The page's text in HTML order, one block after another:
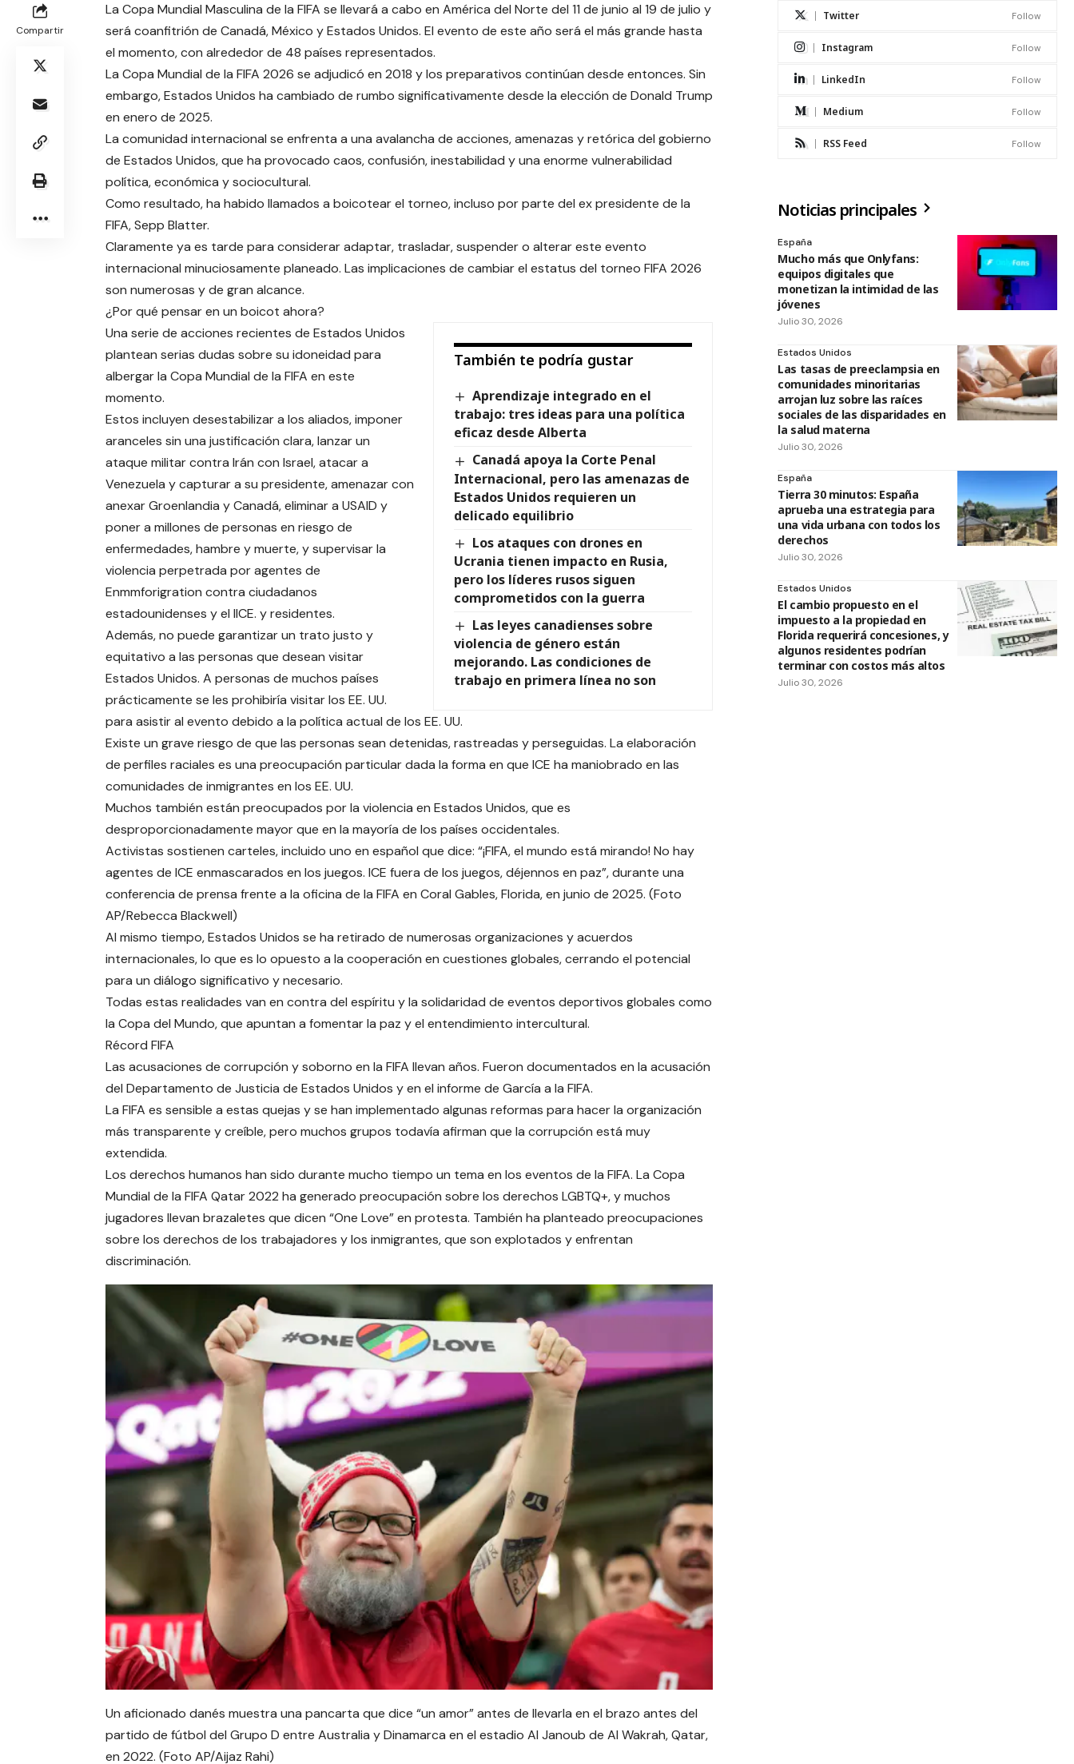
Compartir
La Copa Mundial Masculina de la FIFA se llevará a cabo en América del Norte del 11 de junio al 19 de julio y
será coanfitrión de Canadá, México y Estados Unidos. El evento de este año será el más grande hasta
el momento, con alrededor de 48 países representados.
La Copa Mundial de la FIFA 2026 se adjudicó en 2018 y los preparativos continúan desde entonces. Sin
embargo, Estados Unidos ha cambiado de rumbo significativamente desde la elección de Donald Trump
en enero de 2025.
La comunidad internacional se enfrenta a una avalancha de acciones, amenazas y retórica del gobierno
de Estados Unidos, que ha provocado caos, confusión, inestabilidad y una enorme vulnerabilidad
política, económica y sociocultural.
Como resultado, ha habido llamados a boicotear el torneo, incluso por parte del ex presidente de la
FIFA, Sepp Blatter.
Claramente ya es tarde para considerar adaptar, trasladar, suspender o alterar este evento
internacional minuciosamente planeado. Las implicaciones de cambiar el estatus del torneo FIFA 2026
son numerosas y de gran alcance.
¿Por qué pensar en un boicot ahora?
También te podría gustar
Aprendizaje integrado en el
trabajo: tres ideas para una política
eficaz desde Alberta
Canadá apoya la Corte Penal
Internacional, pero las amenazas de
Estados Unidos requieren un
delicado equilibrio
Los ataques con drones en
Ucrania tienen impacto en Rusia,
pero los líderes rusos siguen
comprometidos con la guerra
Las leyes canadienses sobre
violencia de género están
mejorando. Las condiciones de
trabajo en primera línea no son
Una serie de acciones recientes de Estados Unidos
plantean serias dudas sobre su idoneidad para
albergar la Copa Mundial de la FIFA en este
momento.
Estos incluyen desestabilizar a los aliados, imponer
aranceles sin una justificación clara, lanzar un
ataque militar contra Irán con Israel, atacar a
Venezuela y capturar a su presidente, amenazar con
anexar Groenlandia y Canadá, eliminar a USAID y
poner a millones de personas en riesgo de
enfermedades, hambre y muerte, y supervisar la
violencia perpetrada por agentes de
Enmmforigration contra ciudadanos
estadounidenses y el IICE. y residentes.
Además, no puede garantizar un trato justo y
equitativo a las personas que desean visitar
Estados Unidos. A personas de muchos países
prácticamente se les prohibiría visitar los EE. UU.
para asistir al evento debido a la política actual de los EE. UU.
Existe un grave riesgo de que las personas sean detenidas, rastreadas y perseguidas. La elaboración
de perfiles raciales es una preocupación particular dada la forma en que ICE ha maniobrado en las
comunidades de inmigrantes en los EE. UU.
Muchos también están preocupados por la violencia en Estados Unidos, que es
desproporcionadamente mayor que en la mayoría de los países occidentales.
Activistas sostienen carteles, incluido uno en español que dice: “¡FIFA, el mundo está mirando! No hay
agentes de ICE enmascarados en los juegos. ICE fuera de los juegos, déjennos en paz”, durante una
conferencia de prensa frente a la oficina de la FIFA en Coral Gables, Florida, en junio de 2025. (Foto
AP/Rebecca Blackwell)
Al mismo tiempo, Estados Unidos se ha retirado de numerosas organizaciones y acuerdos
internacionales, lo que es lo opuesto a la cooperación en cuestiones globales, cerrando el potencial
para un diálogo significativo y necesario.
Todas estas realidades van en contra del espíritu y la solidaridad de eventos deportivos globales como
la Copa del Mundo, que apuntan a fomentar la paz y el entendimiento intercultural.
Récord FIFA
Las acusaciones de corrupción y soborno en la FIFA llevan años. Fueron documentados en la acusación
del Departamento de Justicia de Estados Unidos y en el informe de García a la FIFA.
La FIFA es sensible a estas quejas y se han implementado algunas reformas para hacer la organización
más transparente y creíble, pero muchos grupos todavía afirman que la corrupción está muy
extendida.
Los derechos humanos han sido durante mucho tiempo un tema en los eventos de la FIFA. La Copa
Mundial de la FIFA Qatar 2022 ha generado preocupación sobre los derechos LGBTQ+, y muchos
jugadores llevan brazaletes que dicen “One Love” en protesta. También ha planteado preocupaciones
sobre los derechos de los trabajadores y los inmigrantes, que son explotados y enfrentan
discriminación.
Un aficionado danés muestra una pancarta que dice “un amor” antes de llevarla en el brazo antes del
partido de fútbol del Grupo D entre Australia y Dinamarca en el estadio Al Janoub de Al Wakrah, Qatar,
en 2022. (Foto AP/Aijaz Rahi)
Twitter Follow
Instagram Follow
LinkedIn Follow
Medium Follow
RSS Feed Follow
Noticias principales
España
Mucho más que Onlyfans:
equipos digitales que
monetizan la intimidad de las
jóvenes
Julio 30, 2026
Estados Unidos
Las tasas de preeclampsia en
comunidades minoritarias
arrojan luz sobre las raíces
sociales de las disparidades en
la salud materna
Julio 30, 2026
España
Tierra 30 minutos: España
aprueba una estrategia para
una vida urbana con todos los
derechos
Julio 30, 2026
Estados Unidos
El cambio propuesto en el
impuesto a la propiedad en
Florida requerirá concesiones, y
algunos residentes podrían
terminar con costos más altos
Julio 30, 2026